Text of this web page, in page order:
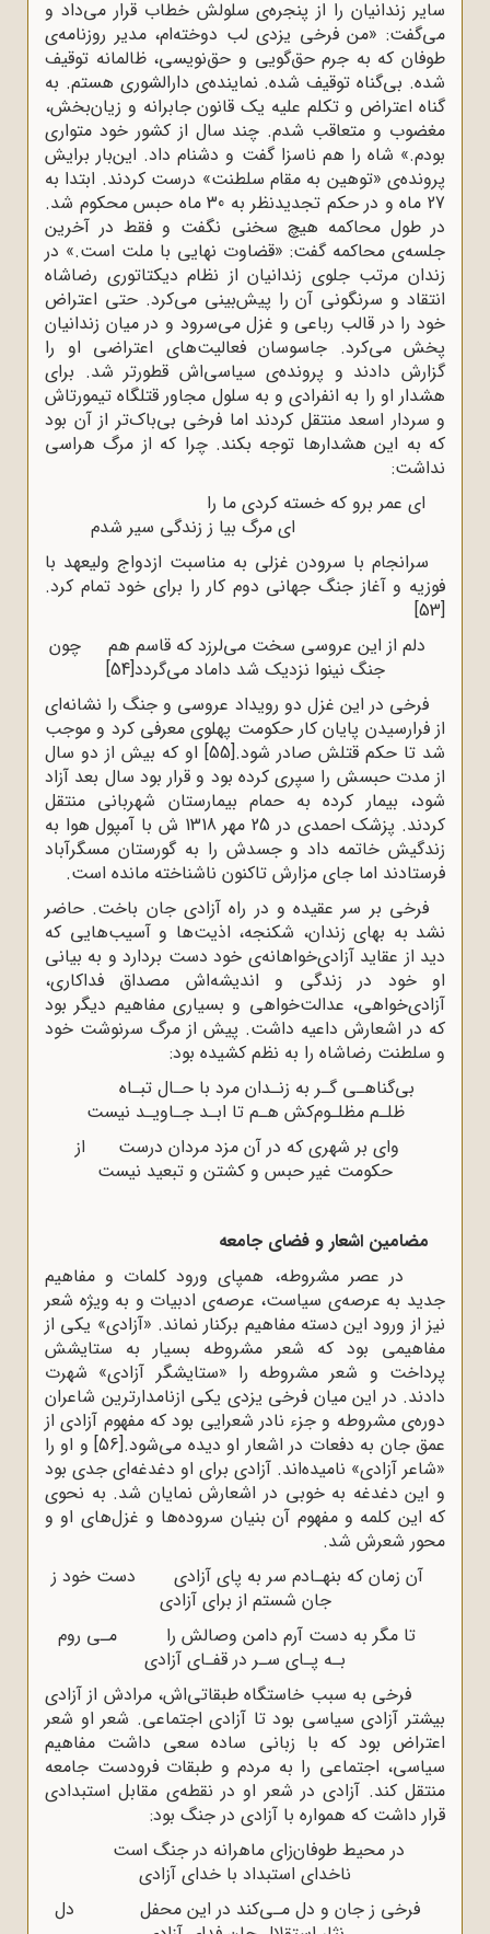
سایر زندانیان را از پنجره‌ی سلولش خطاب قرار می‌داد و
می‌گفت: «من فرخی یزدی لب دوخته‌ام، مدیر روزنامه‌ی
طوفان که به جرم حق‌گویی و حق‌نویسی، ظالمانه توقیف
شده. بی‌گناه توقیف شده. نماینده‌ی دارالشوری هستم. به
گناه اعتراض و تکلم علیه یک قانون جابرانه و زیان‌بخش،
مغضوب و متعاقب شدم. چند سال از کشور خود متواری
بودم.» شاه را هم ناسزا گفت و دشنام داد. این‌بار برایش
پرونده‌ی «توهین به مقام سلطنت» درست کردند. ابتدا به
27 ماه و در حکم تجدیدنظر به 30 ماه حبس محکوم شد.
در طول محاکمه هیچ سخنی نگفت و فقط در آخرین
جلسه‌ی محاکمه گفت: «قضاوت نهایی با ملت است.» در
زندان مرتب جلوی زندانیان از نظام دیکتاتوری رضاشاه
انتقاد و سرنگونی آن را پیش‌بینی می‌کرد. حتی اعتراض
خود را در قالب رباعی و غزل می‌سرود و در میان زندانیان
پخش می‌کرد. جاسوسان فعالیت‌های اعتراضی او را
گزارش دادند و پرونده‌ی سیاسی‌اش قطورتر شد. برای
هشدار او را به انفرادی و به سلول مجاور قتلگاه تیمورتاش
و سردار اسعد منتقل کردند اما فرخی بی‌باک‌تر از آن بود
که به این هشدارها توجه بکند. چرا که از مرگ هراسی
نداشت:
ای عمر برو که خسته کردی ما را
ای مرگ بیا ز زندگی سیر شدم
سرانجام با سرودن غزلی به مناسبت ازدواج ولیعهد با
فوزیه و آغاز جنگ جهانی دوم کار را برای خود تمام کرد.
[53]
دلم از این عروسی سخت می‌لرزد که قاسم هم چون
جنگ نینوا نزدیک شد داماد می‌گردد[54]
فرخی در این غزل دو رویداد عروسی و جنگ را نشانه‌ای
از فرارسیدن پایان کار حکومت پهلوی معرفی کرد و موجب
شد تا حکم قتلش صادر شود.[55]
او که بیش از دو سال
از مدت حبسش را سپری کرده بود و قرار بود سال بعد آزاد
شود، بیمار کرده به حمام بیمارستان شهربانی منتقل
کردند. پزشک احمدی در 25 مهر 1318 ش با آمپول هوا به
زندگیش خاتمه داد و جسدش را به گورستان مسگرآباد
فرستادند اما جای مزارش تاکنون ناشناخته مانده است.
فرخی بر سر عقیده و در راه آزادی جان باخت. حاضر
نشد به بهای زندان، شکنجه، اذیت‌ها و آسیب‌هایی که
دید از عقاید آزادی‌خواهانه‌ی خود دست بردارد و به بیانی
او خود در زندگی و اندیشه‌اش مصداق فداکاری،
آزادی‌خواهی، عدالت‌خواهی و بسیاری مفاهیم دیگر بود
که در اشعارش داعیه داشت. پیش از مرگ سرنوشت خود
و سلطنت رضاشاه را به نظم کشیده بود:
بی‌گناهـی گـر به زنـدان مرد با حـال تبـاه
ظلـم مظلـوم‌کش هـم تا ابـد جـاویـد نیست
وای بر شهری که در آن مزد مردان درست از
حکومت غیر حبس و کشتن و تبعید نیست
مضامین اشعار و فضای جامعه
در عصر مشروطه، همپای ورود کلمات و مفاهیم
جدید به عرصه‌ی سیاست، عرصه‌ی ادبیات و به ‌ویژه شعر
نیز از ورود این دسته مفاهیم برکنار نماند. «آزادی» یکی از
مفاهیمی بود که شعر مشروطه بسیار به ستایشش
پرداخت و شعر مشروطه را «ستایشگر آزادی» شهرت
دادند. در این میان فرخی یزدی یکی ازنامدارترین شاعران
دوره‌ی مشروطه و جزء نادر شعرایی بود که مفهوم آزادی از
عمق جان به دفعات در اشعار او دیده می‌شود.[56]
و او را
«شاعر آزادی» نامیده‌اند. آزادی برای او دغدغه‌ای جدی بود
و این دغدغه به خوبی در اشعارش نمایان شد. به نحوی
که این کلمه و مفهوم آن بنیان سروده‌ها و غزل‌های او و
محور شعرش شد.
آن زمان که بنهـادم سر به پای آزادی دست خود ز
جان شستم از برای آزادی
تا مگر به دست آرم دامن وصالش را مـی روم
بـه پـای سـر در قفـای آزادی
فرخی به سبب خاستگاه طبقاتی‌اش، مرادش از آزادی
بیشتر آزادی سیاسی بود تا آزادی اجتماعی. شعر او شعر
اعتراض بود که با زبانی ساده سعی داشت مفاهیم
سیاسی، اجتماعی را به مردم و طبقات فرودست جامعه
منتقل کند. آزادی در شعر او در نقطه‌ی مقابل استبدادی
قرار داشت که همواره با آزادی در جنگ بود:
در محیط طوفان‌زای ماهرانه در جنگ است
ناخدای استبداد با خدای آزادی
فرخی ز جان و دل مـی‌کند در این محفل دل